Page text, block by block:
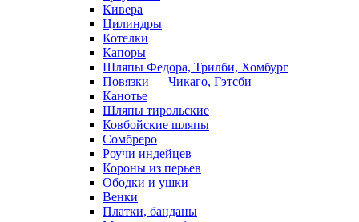
Кивера
Цилиндры
Котелки
Капоры
Шляпы Федора, Трилби, Хомбург
Повязки — Чикаго, Гэтсби
Канотье
Шляпы тирольские
Ковбойские шляпы
Сомбреро
Роучи индейцев
Короны из перьев
Ободки и ушки
Венки
Платки, банданы